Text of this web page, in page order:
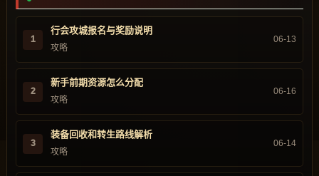
1
行会攻城报名与奖励说明
攻略
06-13
2
新手前期资源怎么分配
攻略
06-16
3
装备回收和转生路线解析
攻略
06-14